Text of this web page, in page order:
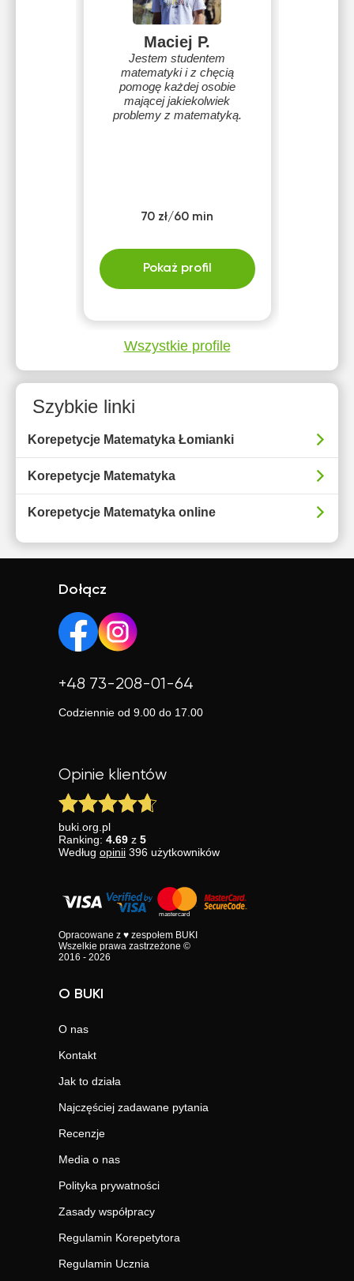
Maciej P.
Jestem studentem
matematyki i z chęcią
pomogę każdej osobie
mającej jakiekolwiek
problemy z matematyką.
70 zł/60 min
Pokaż profil
Wszystkie profile
Szybkie linki
Korepetycje Matematyka Łomianki
Korepetycje Matematyka
Korepetycje Matematyka online
Dołącz
+48 73-208-01-64
Codziennie od 9.00 do 17.00
Opinie klientów
buki.org.pl
Ranking: 4.69 z 5
Według opinii 396 użytkowników
Opracowane z ♥ zespołem BUKI
Wszelkie prawa zastrzeżone ©
2016 - 2026
O BUKI
O nas
Kontakt
Jak to działa
Najczęściej zadawane pytania
Recenzje
Media o nas
Polityka prywatności
Zasady współpracy
Regulamin Korepetytora
Regulamin Ucznia